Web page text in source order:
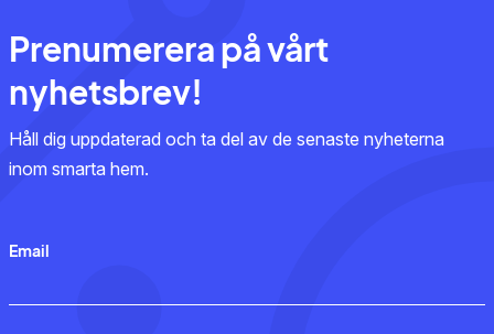
Prenumerera på vårt
nyhetsbrev!
Håll dig uppdaterad och ta del av de senaste nyheterna
inom smarta hem.
Email